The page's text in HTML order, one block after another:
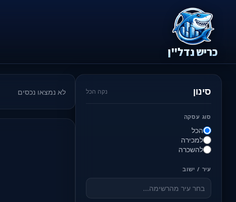
כריש נדל"ן
סינון נקה הכל
סוג עסקה
הכל
למכירה
להשכרה
עיר / ישוב
לא נמצאו נכסים